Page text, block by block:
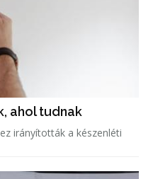
ahol tudnak
irányították a készenléti